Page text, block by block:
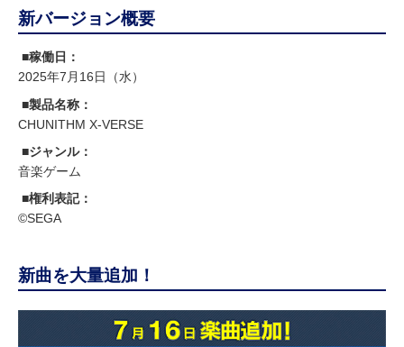
新バージョン概要
■稼働日：
2025年7月16日（水）
■製品名称：
CHUNITHM X-VERSE
■ジャンル：
音楽ゲーム
■権利表記：
©SEGA
新曲を大量追加！